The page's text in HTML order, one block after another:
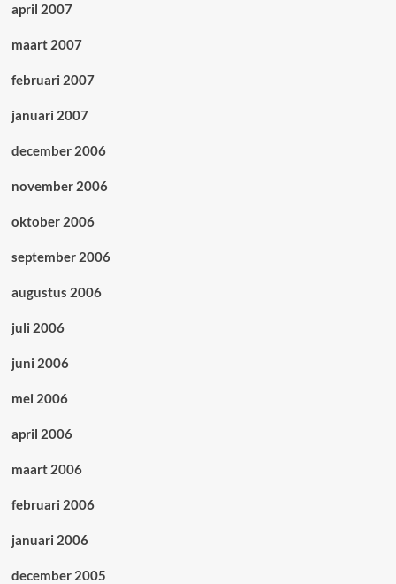
april 2007
maart 2007
februari 2007
januari 2007
december 2006
november 2006
oktober 2006
september 2006
augustus 2006
juli 2006
juni 2006
mei 2006
april 2006
maart 2006
februari 2006
januari 2006
december 2005